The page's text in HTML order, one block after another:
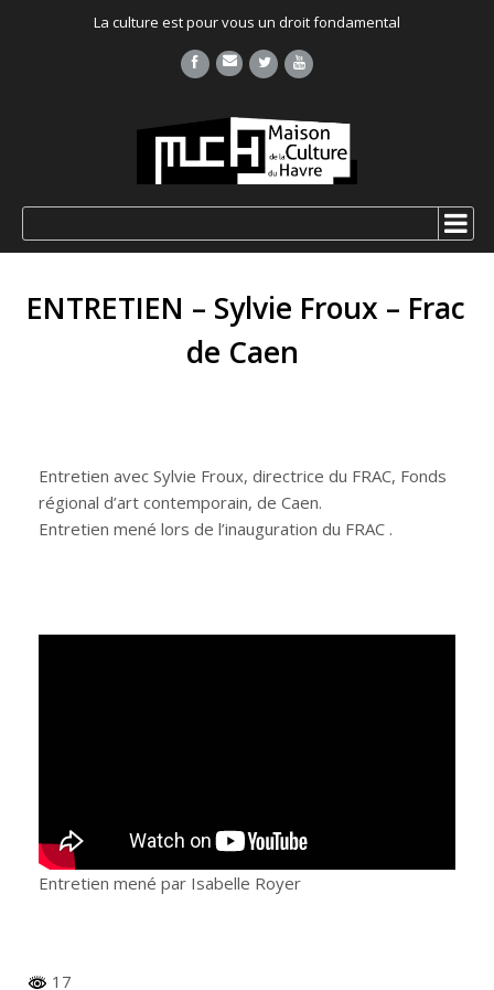
La culture est pour vous un droit fondamental
ENTRETIEN – Sylvie Froux – Frac
de Caen
Entretien avec Sylvie Froux, directrice du FRAC, Fonds
régional d’art contemporain, de Caen.
Entretien mené lors de l’inauguration du FRAC .
Entretien mené par Isabelle Royer
17